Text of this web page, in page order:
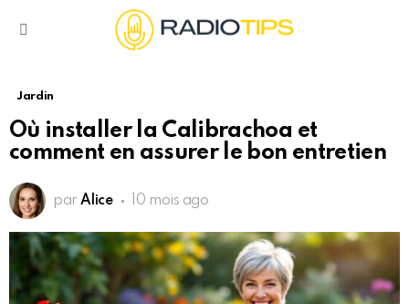
Jardin
Où installer la Calibrachoa et
comment en assurer le bon entretien
par Alice 10 mois ago